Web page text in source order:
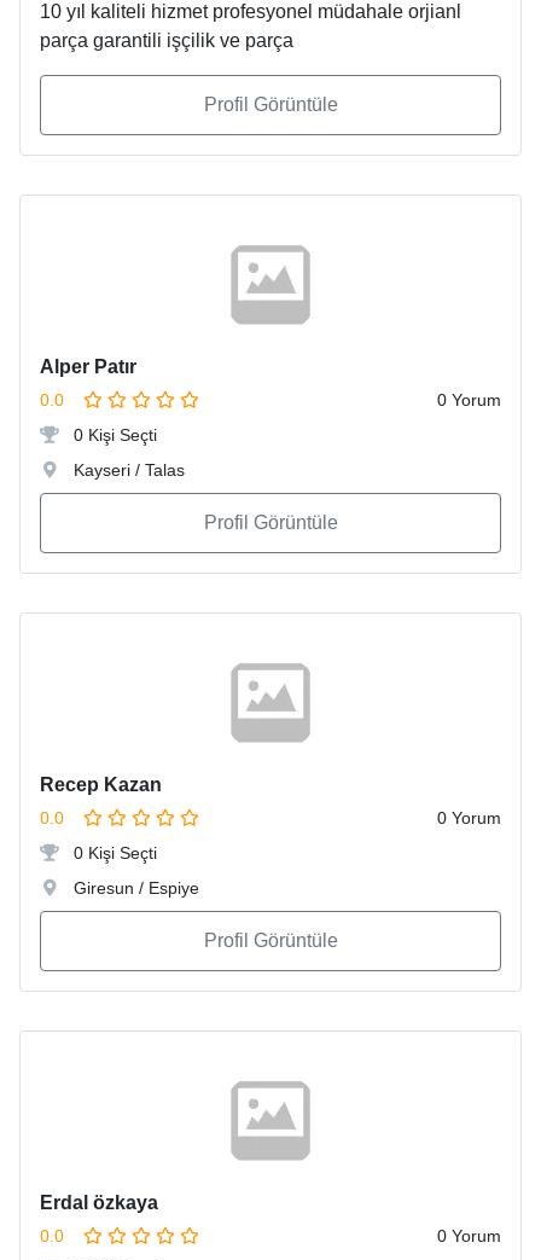
10 yıl kaliteli hizmet profesyonel müdahale orjianl
parça garantili işçilik ve parça
Profil Görüntüle
Alper Patır
0.0
0 Yorum
0 Kişi Seçti
Kayseri / Talas
Profil Görüntüle
Recep Kazan
0.0
0 Yorum
0 Kişi Seçti
Giresun / Espiye
Profil Görüntüle
Erdal özkaya
0.0
0 Yorum